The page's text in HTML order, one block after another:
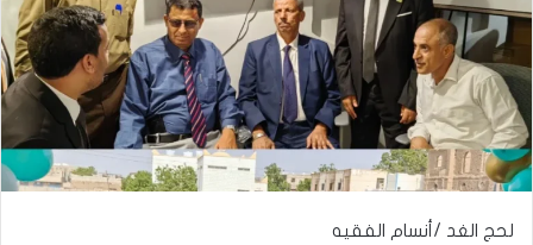
لحج الغد /أنسام الفقيه